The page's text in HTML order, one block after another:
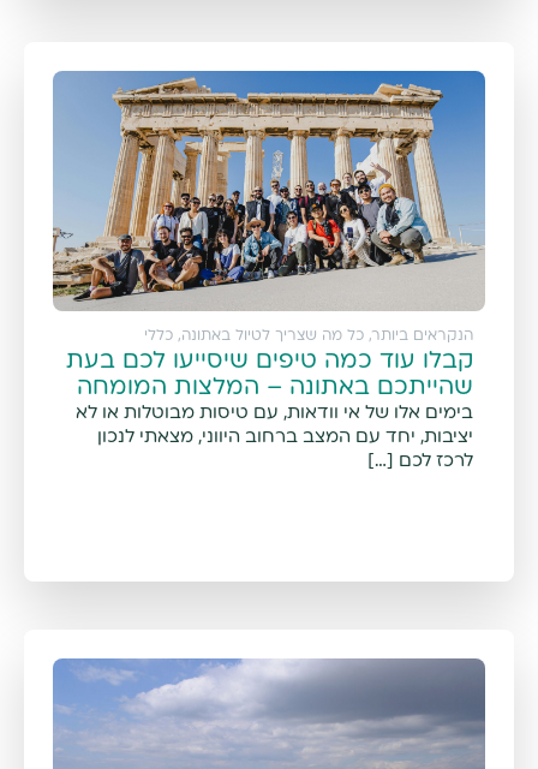
הנקראים ביותר, כל מה שצריך לטיול באתונה, כללי
קבלו עוד כמה טיפים שיסייעו לכם בעת
שהייתכם באתונה – המלצות המומחה
בימים אלו של אי וודאות, עם טיסות מבוטלות או לא
יציבות, יחד עם המצב ברחוב היווני, מצאתי לנכון
לרכז לכם […]